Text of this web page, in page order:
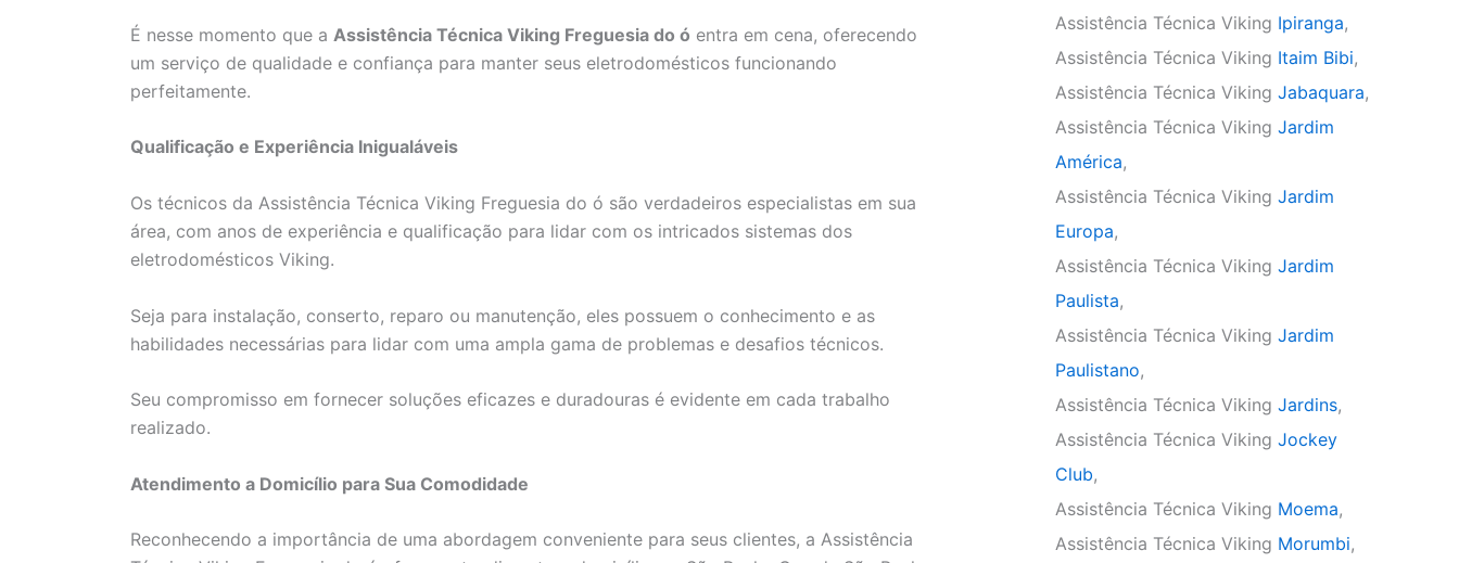
É nesse momento que a Assistência Técnica Viking Freguesia do ó entra em cena, oferecendo
um serviço de qualidade e confiança para manter seus eletrodomésticos funcionando
perfeitamente.
Qualificação e Experiência Inigualáveis
Os técnicos da Assistência Técnica Viking Freguesia do ó são verdadeiros especialistas em sua
área, com anos de experiência e qualificação para lidar com os intricados sistemas dos
eletrodomésticos Viking.
Seja para instalação, conserto, reparo ou manutenção, eles possuem o conhecimento e as
habilidades necessárias para lidar com uma ampla gama de problemas e desafios técnicos.
Seu compromisso em fornecer soluções eficazes e duradouras é evidente em cada trabalho
realizado.
Atendimento a Domicílio para Sua Comodidade
Reconhecendo a importância de uma abordagem conveniente para seus clientes, a Assistência
Assistência Técnica Viking Ipiranga,
Assistência Técnica Viking Itaim Bibi,
Assistência Técnica Viking Jabaquara,
Assistência Técnica Viking Jardim
América,
Assistência Técnica Viking Jardim
Europa,
Assistência Técnica Viking Jardim
Paulista,
Assistência Técnica Viking Jardim
Paulistano,
Assistência Técnica Viking Jardins,
Assistência Técnica Viking Jockey
Club,
Assistência Técnica Viking Moema,
Assistência Técnica Viking Morumbi,